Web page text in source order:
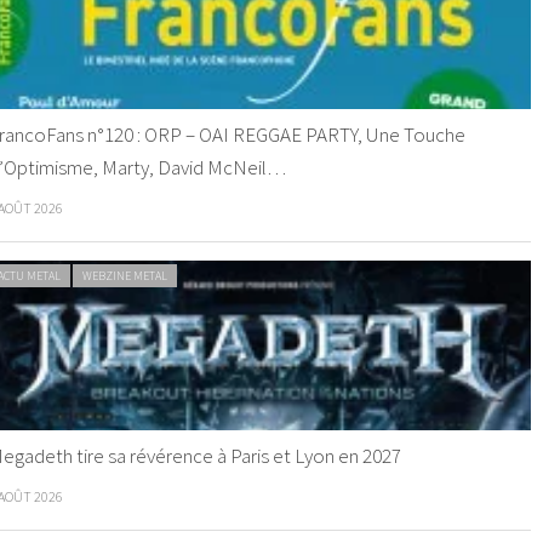
n°120 : ORP – OAI REGGAE PARTY, Une Touche
Marty, David McNeil…
2026
METAL WEBZINE METAL
tire sa révérence à Paris et Lyon en 2027
2026